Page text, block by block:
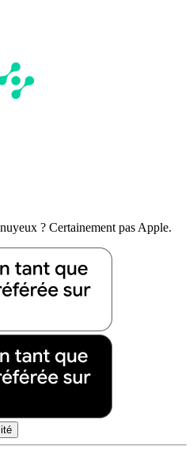
? Certainement pas Apple.